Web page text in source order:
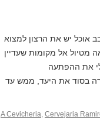
אוכל יש את הרצון למצוא
מטיול אל מקומות שעדיין
החליטה לעשות לי את ההפתעה
בסוד את היעד, ממש עד
A Cevicheria, Cervejaria